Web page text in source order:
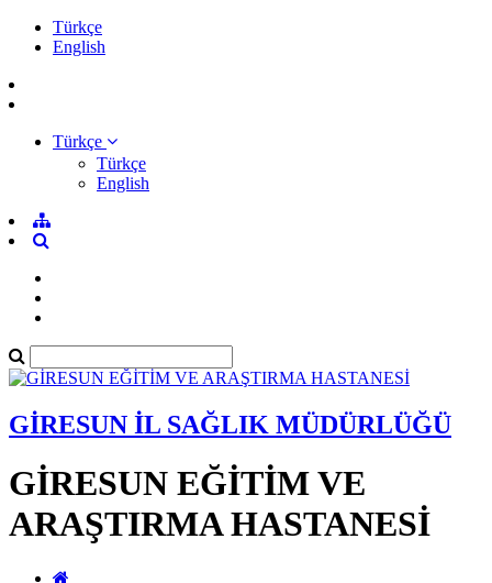
Türkçe
English
Türkçe
Türkçe
English
GİRESUN İL SAĞLIK MÜDÜRLÜĞÜ
GİRESUN EĞİTİM VE
ARAŞTIRMA HASTANESİ